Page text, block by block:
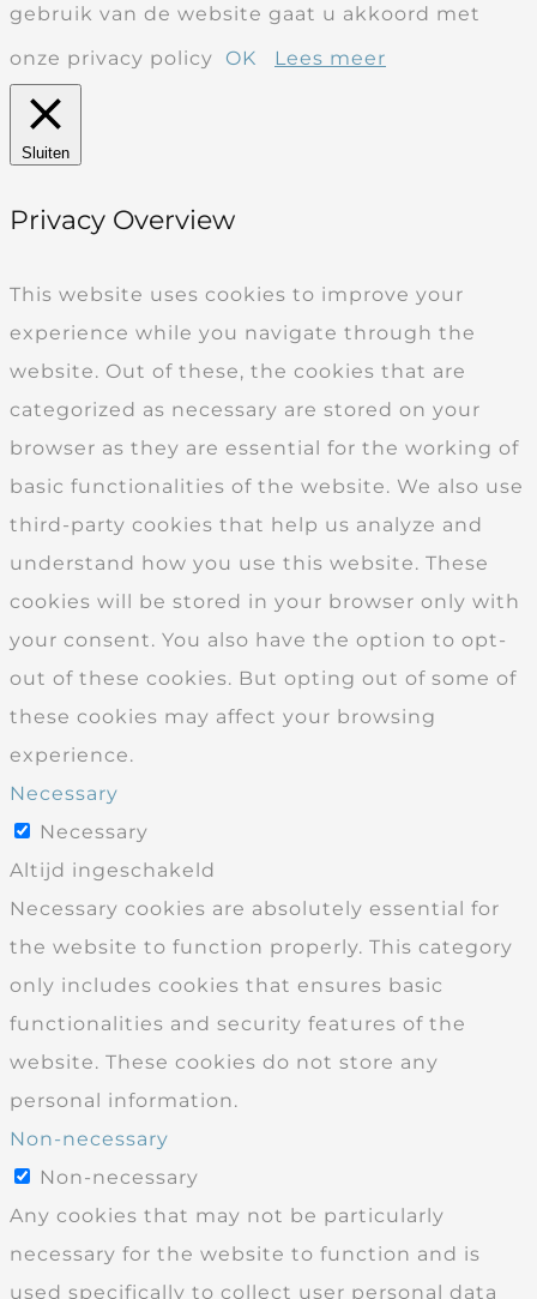
gebruik van de website gaat u akkoord met
onze privacy policy
OK Lees meer
Sluiten
Privacy Overview
This website uses cookies to improve your
experience while you navigate through the
website. Out of these, the cookies that are
categorized as necessary are stored on your
browser as they are essential for the working of
basic functionalities of the website. We also use
third-party cookies that help us analyze and
understand how you use this website. These
cookies will be stored in your browser only with
your consent. You also have the option to opt-
out of these cookies. But opting out of some of
these cookies may affect your browsing
experience.
Necessary
Necessary
Altijd ingeschakeld
Necessary cookies are absolutely essential for
the website to function properly. This category
only includes cookies that ensures basic
functionalities and security features of the
website. These cookies do not store any
personal information.
Non-necessary
Non-necessary
Any cookies that may not be particularly
necessary for the website to function and is
used specifically to collect user personal data